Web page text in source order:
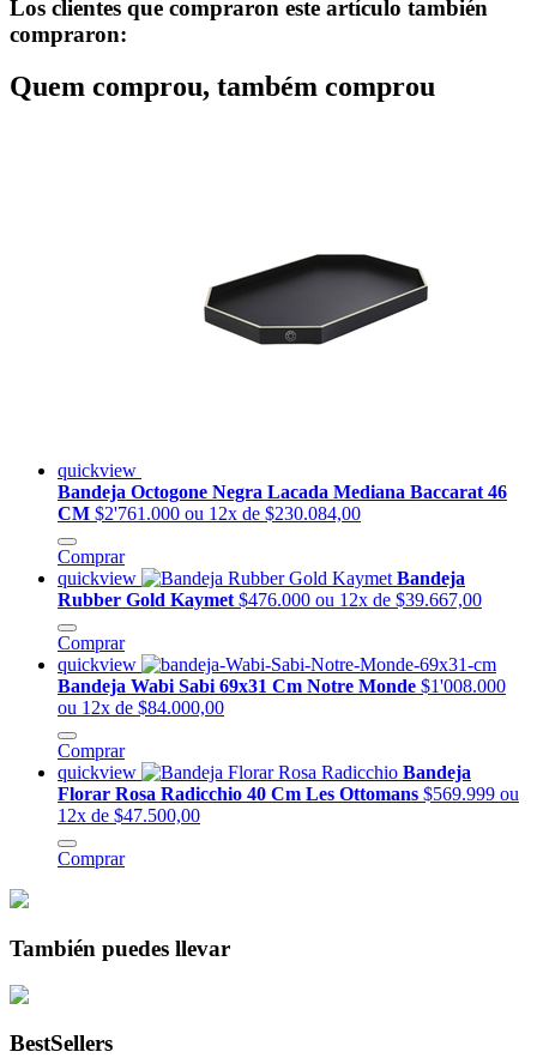
Los clientes que compraron este artículo también
compraron:
Quem comprou, também comprou
quickview
Bandeja Octogone Negra Lacada Mediana Baccarat 46
CM $2'761.000 ou 12x de $230.084,00
Comprar
quickview
Bandeja
Rubber Gold Kaymet $476.000 ou 12x de $39.667,00
Comprar
quickview
Bandeja Wabi Sabi 69x31 Cm Notre Monde $1'008.000
ou 12x de $84.000,00
Comprar
quickview
Bandeja
Florar Rosa Radicchio 40 Cm Les Ottomans $569.999 ou
12x de $47.500,00
Comprar
También puedes llevar
BestSellers